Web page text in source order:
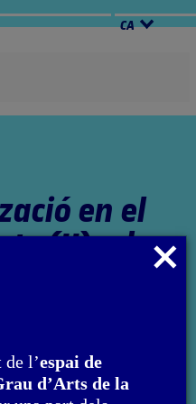
CA
en el
(II): el
docent han estat
Tancar
modal
l’espai de
d’Arts de la